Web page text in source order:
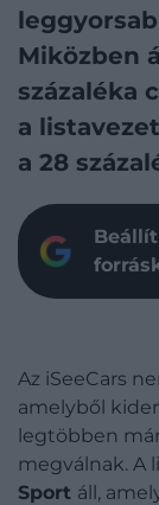
Miközben
százaléka
a
a 28
Az iSeeCars
amelyből
legtöbben
megválnak. A
Sport áll,